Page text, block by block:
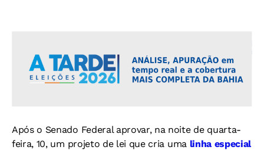
Após o Senado Federal aprovar, na noite de quarta-
feira, 10, um projeto de lei que cria uma linha especial